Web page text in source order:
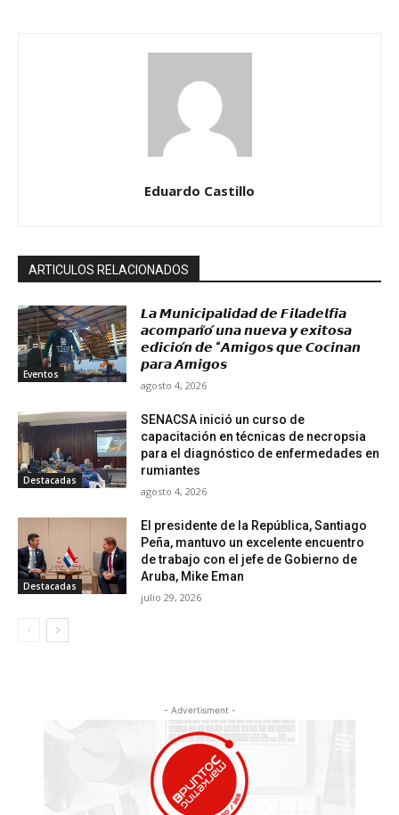
Eduardo Castillo
ARTICULOS RELACIONADOS
Eventos
𝙇𝙖 𝙈𝙪𝙣𝙞𝙘𝙞𝙥𝙖𝙡𝙞𝙙𝙖𝙙 𝙙𝙚 𝙁𝙞𝙡𝙖𝙙𝙚𝙡𝙛𝙞𝙖
𝙖𝙘𝙤𝙢𝙥𝙖𝙣̃𝙤́ 𝙪𝙣𝙖 𝙣𝙪𝙚𝙫𝙖 𝙮 𝙚𝙭𝙞𝙩𝙤𝙨𝙖
𝙚𝙙𝙞𝙘𝙞𝙤́𝙣 𝙙𝙚 “𝘼𝙢𝙞𝙜𝙤𝙨 𝙦𝙪𝙚 𝘾𝙤𝙘𝙞𝙣𝙖𝙣
𝙥𝙖𝙧𝙖 𝘼𝙢𝙞𝙜𝙤𝙨
agosto 4, 2026
Destacadas
SENACSA inició un curso de
capacitación en técnicas de necropsia
para el diagnóstico de enfermedades en
rumiantes
agosto 4, 2026
Destacadas
El presidente de la República, Santiago
Peña, mantuvo un excelente encuentro
de trabajo con el jefe de Gobierno de
Aruba, Mike Eman
julio 29, 2026
- Advertisment -